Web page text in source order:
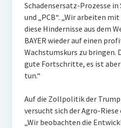
Schadensersatz-Prozesse in
und „PCB“. „Wir arbeiten
diese Hindernisse aus dem
BAYER wieder auf einen
Wachstumskurs zu bringen.
gute Fortschritte, es ist aber
tun.“
Auf die Zollpolitik der
versucht sich der Agro-
„Wir beobachten die